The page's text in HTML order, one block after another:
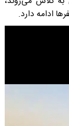
ادامه دارد.